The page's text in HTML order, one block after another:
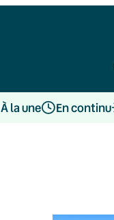
À la une En continu